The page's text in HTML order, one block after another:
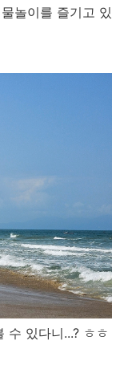
놀이를 즐기고 있
수 있다니...? ㅎㅎ